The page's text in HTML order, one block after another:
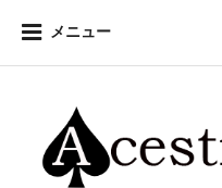
メニュー